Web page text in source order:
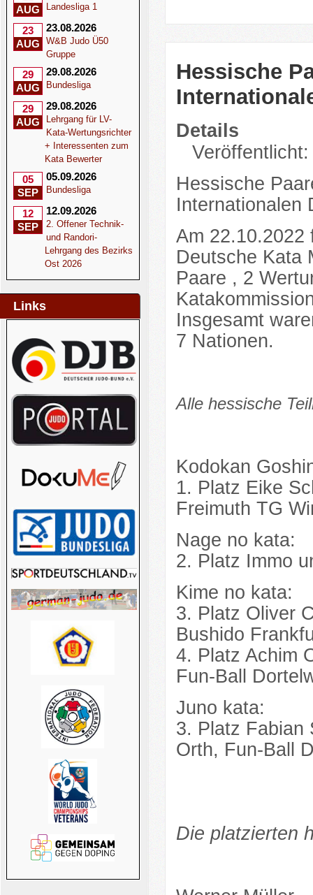
AUG
Landesliga 1
23
AUG
23.08.2026
W&B Judo Ü50
Gruppe
29
AUG
29.08.2026
Bundesliga
29
AUG
29.08.2026
Lehrgang für LV-
Kata-Wertungsrichter
+ Interessenten zum
Kata Bewerter
05
SEP
05.09.2026
Bundesliga
12
SEP
12.09.2026
2. Offener Technik-
und Randori-
Lehrgang des Bezirks
Ost 2026
Links
Hessische
Details
Hessische
Internationalen
Am 22.10.2022
Deutsche Kata
Paare , 2
Insgesamt
7 Nationen.
Alle hessische
Kodokan
1. Platz Eike
Freimuth TG
Nage no kata:
2. Platz Immo
Kime no kata:
3. Platz Oliver
Bushido
4. Platz Achim
Fun-Ball
Juno kata:
3. Platz Fabian
Orth, Fun-Ball
Die platzierten